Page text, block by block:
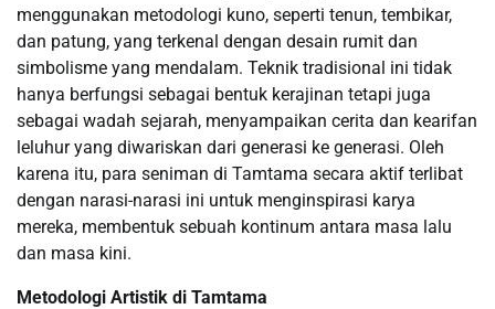
menggunakan metodologi kuno, seperti tenun, tembikar,
dan patung, yang terkenal dengan desain rumit dan
simbolisme yang mendalam. Teknik tradisional ini tidak
hanya berfungsi sebagai bentuk kerajinan tetapi juga
sebagai wadah sejarah, menyampaikan cerita dan kearifan
leluhur yang diwariskan dari generasi ke generasi. Oleh
karena itu, para seniman di Tamtama secara aktif terlibat
dengan narasi-narasi ini untuk menginspirasi karya
mereka, membentuk sebuah kontinum antara masa lalu
dan masa kini.
Metodologi Artistik di Tamtama